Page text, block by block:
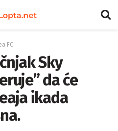
FC
Sky
da će
ikada